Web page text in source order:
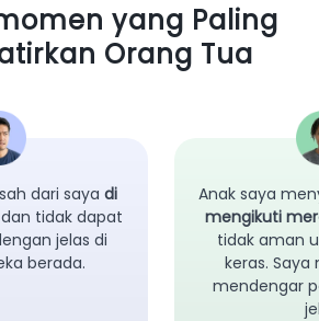
yang Paling
Orang Tua
dari saya di
dan tidak dapat
jelas di
berada.
Anak saya
mengikuti
tidak aman
keras.
mendengar